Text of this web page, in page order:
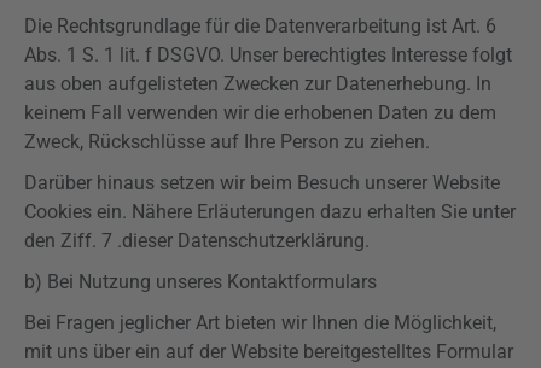
Die Rechtsgrundlage für die Datenverarbeitung ist Art. 6
Abs. 1 S. 1 lit. f DSGVO. Unser berechtigtes Interesse folgt
aus oben aufgelisteten Zwecken zur Datenerhebung. In
keinem Fall verwenden wir die erhobenen Daten zu dem
Zweck, Rückschlüsse auf Ihre Person zu ziehen.
Darüber hinaus setzen wir beim Besuch unserer Website
Cookies ein. Nähere Erläuterungen dazu erhalten Sie unter
den Ziff. 7 .dieser Datenschutzerklärung.
b) Bei Nutzung unseres Kontaktformulars
Bei Fragen jeglicher Art bieten wir Ihnen die Möglichkeit,
mit uns über ein auf der Website bereitgestelltes Formular